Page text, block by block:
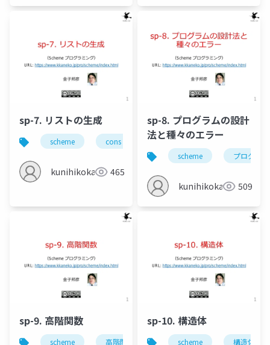
sp-7. リストの生成
scheme cons リストの生成
kunihikokaneko465
sp-8. プログラムの設計
法と種々のエラー
scheme プログラ
kunihikokaneko509
sp-9. 高階関数
scheme 高階関数
sp-10. 構造体
scheme 構造体